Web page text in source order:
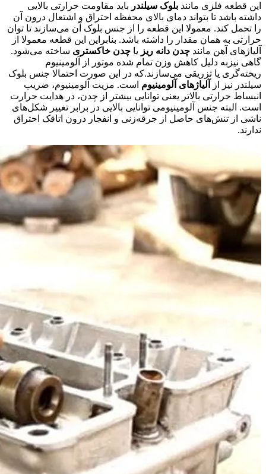
این قطعه‌ فلزی مانند بلوک سیلندر باید مقاومت حرارتی بالایی
داشته باشد تا بتواند دمای بالای محفظه‌ احتراق و اشتعال درون آن
را تحمل کند. معمولا این قطعه را از جنس بلوک آن می‌سازند تا توان
حرارتی به همان مقدار را داشته باشد. بنابراین این قطعه معمولا از
آلیاژهای آهن مانند چدن دانه ریز یا چدن خاکستری ساخته می‌شود.
گاهی نیزبه دلیل کاهش وزن تمام شده‌ موتور از آلومینیوم
ریخته‌گری یا تزریقی می‌سازند.که در این صورت احتمالا جنس بلوک
سیلندر نیز از
آلیاژهای آلومینیوم است. مزیت آلومینیوم، ضریب
انبساط حرارتی بالاتر یعنی توانایی بیشتر از چدن، در هدایت حرارت
است. البته جنس آلومینیومی توانایی بالایی در برابر تغییر شکل‌های
ناشی از تنش‌های حاصل از جرقه‌زنی و انفجار درون اتاقک احتراق
ندارند.